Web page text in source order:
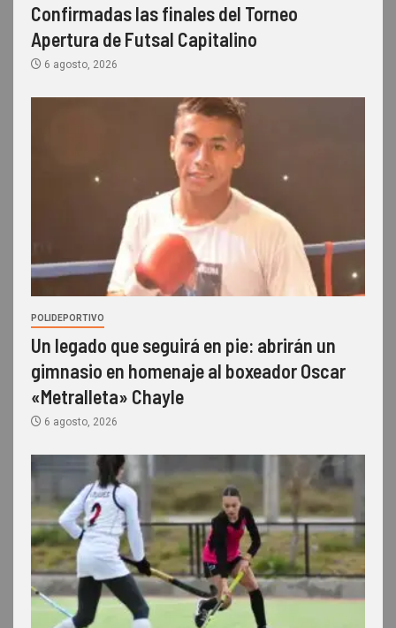
Confirmadas las finales del Torneo
Apertura de Futsal Capitalino
6 agosto, 2026
POLIDEPORTIVO
Un legado que seguirá en pie: abrirán un
gimnasio en homenaje al boxeador Oscar
«Metralleta» Chayle
6 agosto, 2026